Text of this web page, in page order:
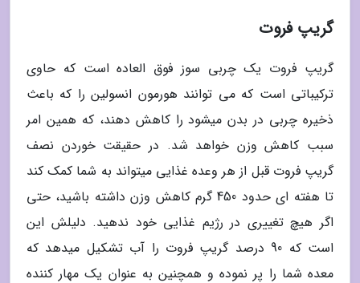
گریپ فروت
گریپ فروت یک چربی سوز فوق العاده است که حاوی
ترکیباتی است که می توانند هورمون انسولین را که باعث
ذخیره چربی در بدن میشود را کاهش دهند، که همین امر
سبب کاهش وزن خواهد شد. در حقیقت خوردن نصف
گریپ فروت قبل از هر وعده غذایی میتواند به شما کمک کند
تا هفته ای حدود 450 گرم کاهش وزن داشته باشید، حتی
اگر هیچ تغییری در رژیم غذایی خود ندهید. دلیلش این
است که 90 درصد گریپ فروت را آب تشکیل میدهد که
معده شما را پر نموده و همچنین به عنوان یک مهار کننده